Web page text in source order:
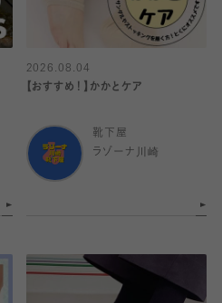
2026.08.04
【おすすめ！】かかとケア
靴下屋
ラゾーナ川崎